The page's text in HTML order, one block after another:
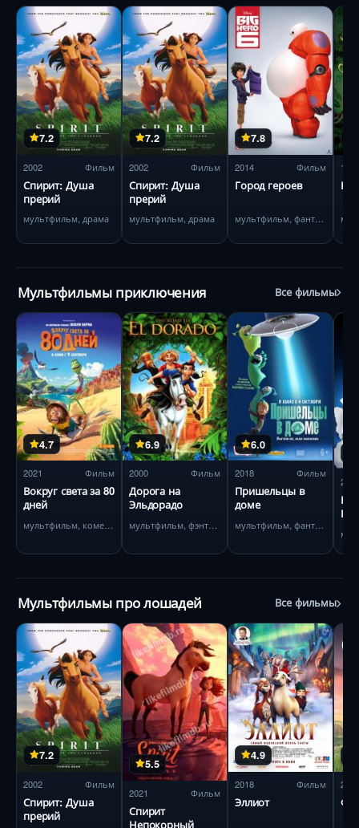
7.2
2002 Фильм
Спирит: Душа
прерий
мультфильм, драма
7.2
2002 Фильм
Спирит: Душа
прерий
мультфильм, драма
7.8
2014 Фильм
Город героев
мультфильм, фантастика
1967
Мультфильмы приключения Все фильмы
4.7
2021 Фильм
Вокруг света за 80
дней
6.9
2000 Фильм
Дорога на
Эльдорадо
6.0
2018 Фильм
Пришельцы в
доме
2021
Рон
Мультфильмы про лошадей Все фильмы
7.2
2002 Фильм
Спирит: Душа
прерий
5.5
2021 Фильм
Спирит
Непокорный
4.9
2018 Фильм
Эллиот
2017